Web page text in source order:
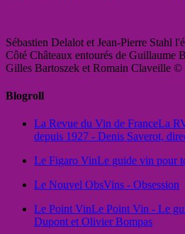
Sébastien Delalot et Jean-Pierre Stahl
Côté Châteaux entourés de Guillaume
Gilles Bartoszek et Romain Claveille
Blogroll
La Revue du Vin de FranceLa
depuis 1927 - Denis Saverot,
Le Figaro VinLe guide vin pour
Le Nouvel ObsVins - Obsession
Le Point VinLe Point Vin - Le
Dupont et Olivier Bompas